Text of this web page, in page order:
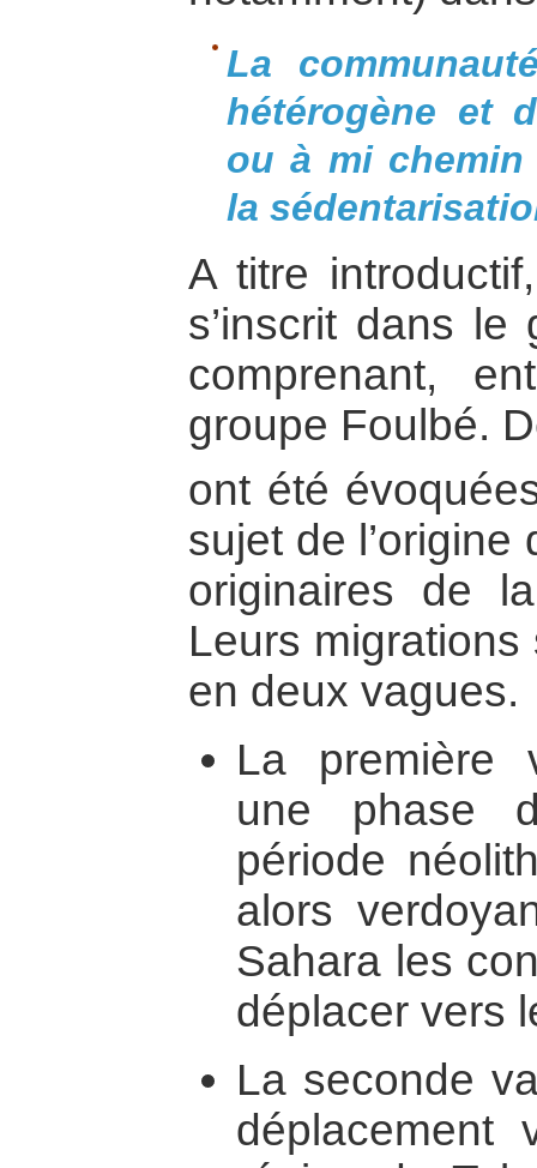
La
hétérogène et
ou à mi
la
A titre
s’inscrit dans le
comprenant,
groupe Foulbé.
ont été
sujet de
originaires de
Leurs
en deux vagues.
La première
une phase
période
alors
Sahara les
déplacer vers
La seconde